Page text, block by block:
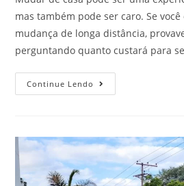
mas também pode ser caro. Se
mudança de longa distância,
perguntando quanto custará para
Continue Lendo